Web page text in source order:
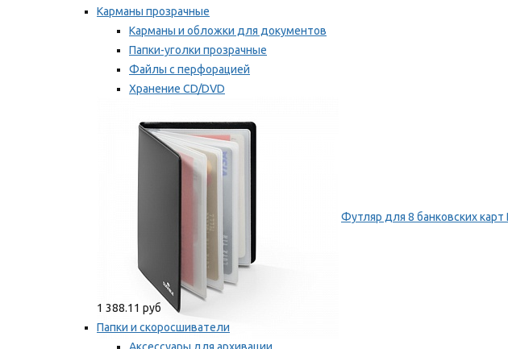
Карманы прозрачные
Карманы и обложки для документов
Папки-уголки прозрачные
Файлы с перфорацией
Хранение CD/DVD
Мы рекомендуем
Футляр для 8 банковских
1 388.11 руб
Папки и скоросшиватели